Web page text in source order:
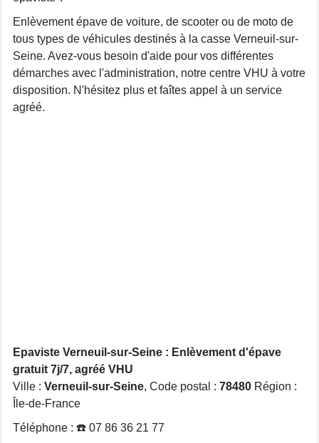
Enlèvement épave de voiture, de scooter ou de moto de
tous types de véhicules destinés à la casse Verneuil-sur-
Seine. Avez-vous besoin d'aide pour vos différentes
démarches avec l'administration, notre centre VHU à votre
disposition. N'hésitez plus et faîtes appel à un service
agréé.
Epaviste Verneuil-sur-Seine : Enlèvement d'épave
gratuit 7j/7, agréé VHU
Ville : Verneuil-sur-Seine, Code postal : 78480 Région :
Île-de-France
Téléphone : ☎️ 07 86 36 21 77